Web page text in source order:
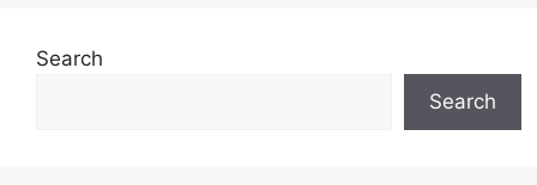
Search
Search